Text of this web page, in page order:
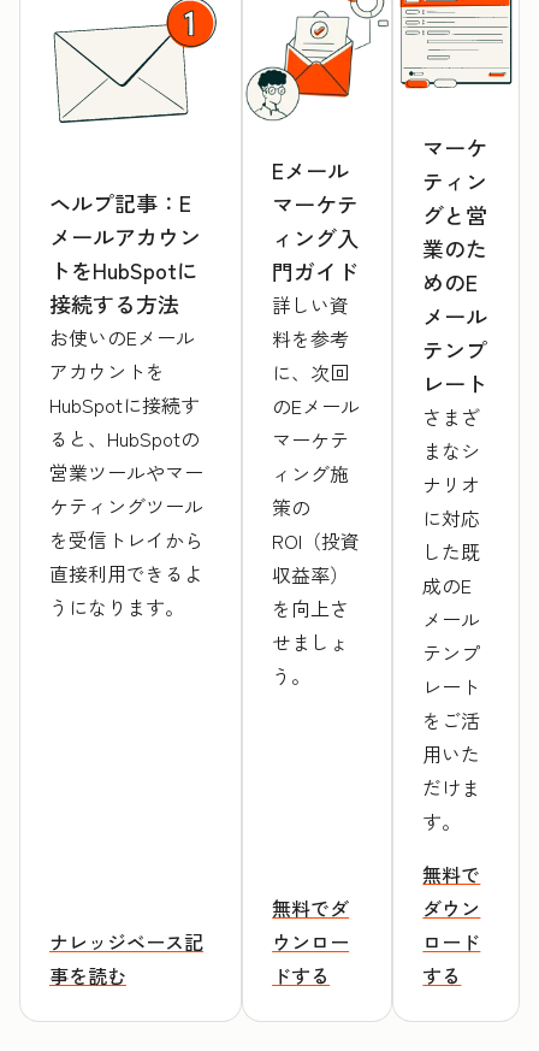
ヘルプ記事：E
メールアカウン
トをHubSpotに
接続する方法
お使いのEメール
アカウントを
HubSpotに接続す
ると、HubSpotの
営業ツールやマー
ケティングツール
を受信トレイから
直接利用できるよ
うになります。
ナレッジベース記
事を読む
Eメール
マーケテ
ィング入
門ガイド
詳しい資
料を参考
に、次回
のEメール
マーケテ
ィング施
策の
ROI（投資
収益率）
を向上さ
せましょ
う。
無料でダ
ウンロー
ドする
マーケ
ティン
グと営
業のた
めのE
メール
テンプ
レート
さまざ
まなシ
ナリオ
に対応
した既
成のE
メール
テンプ
レート
をご活
用いた
だけま
す。
無料で
ダウン
ロード
する